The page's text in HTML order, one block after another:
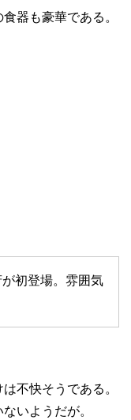
器も豪華である。
初登場。雰囲気
不快そうである。
いようだが。